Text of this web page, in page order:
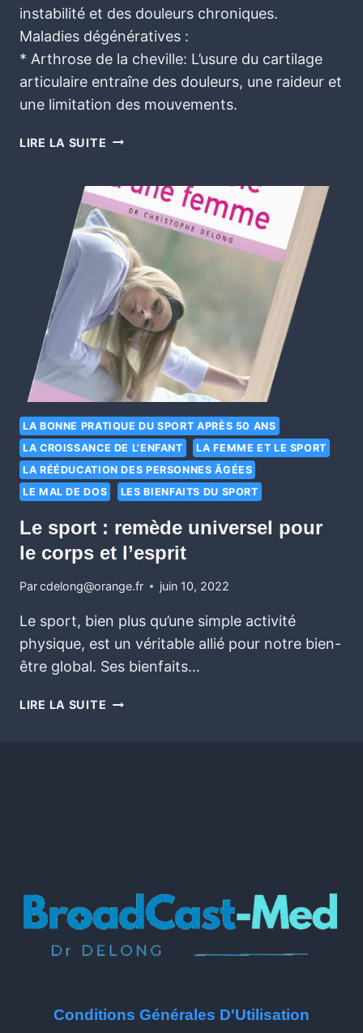
instabilité et des douleurs chroniques.
Maladies dégénératives :
* Arthrose de la cheville: L’usure du cartilage
articulaire entraîne des douleurs, une raideur et
une limitation des mouvements.
LIRE LA SUITE
LA BONNE PRATIQUE DU SPORT APRÈS 50 ANS
LA CROISSANCE DE L'ENFANT
LA FEMME ET LE SPORT
LA RÉÉDUCATION DES PERSONNES ÂGÉES
LE MAL DE DOS
LES BIENFAITS DU SPORT
Le sport : remède universel pour
le corps et l’esprit
Parcdelong@orange.fr juin 10, 2022
Le sport, bien plus qu’une simple activité
physique, est un véritable allié pour notre bien-
être global. Ses bienfaits…
LIRE LA SUITE
Conditions Générales D'Utilisation